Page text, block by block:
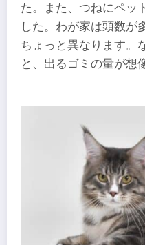
た。また、つねにペッ
した。わが家は頭数が
ちょっと異なります。
と、出るゴミの量が想